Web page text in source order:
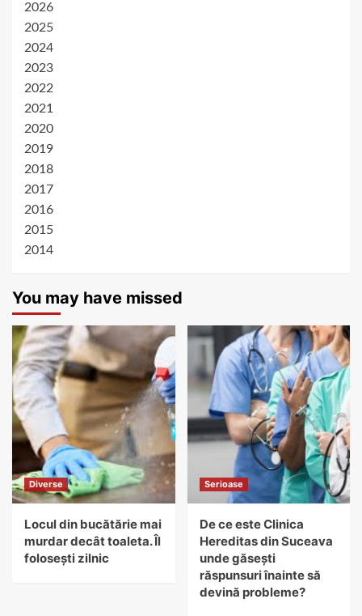
2026
2025
2024
2023
2022
2021
2020
2019
2018
2017
2016
2015
2014
You may have missed
Diverse
Locul din bucătărie mai
murdar decât toaleta. Îl
folosești zilnic
Serioase
De ce este Clinica
Hereditas din Suceava
unde găsești
răspunsuri înainte să
devină probleme?